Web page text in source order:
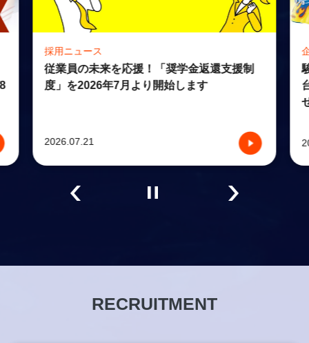
還支援制
企業ニュース
駿河屋台湾「台北漫画博覧会2026」出展と
台湾3店舗での店舗連動セール開催のお知
RECRUITMENT